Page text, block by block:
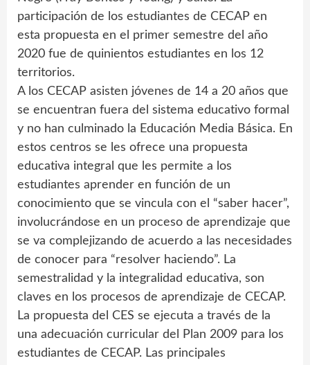
participación de los estudiantes de CECAP en
esta propuesta en el primer semestre del año
2020 fue de quinientos estudiantes en los 12
territorios.
A los CECAP asisten jóvenes de 14 a 20 años que
se encuentran fuera del sistema educativo formal
y no han culminado la Educación Media Básica. En
estos centros se les ofrece una propuesta
educativa integral que les permite a los
estudiantes aprender en función de un
conocimiento que se vincula con el “saber hacer”,
involucrándose en un proceso de aprendizaje que
se va complejizando de acuerdo a las necesidades
de conocer para “resolver haciendo”. La
semestralidad y la integralidad educativa, son
claves en los procesos de aprendizaje de CECAP.
La propuesta del CES se ejecuta a través de la
una adecuación curricular del Plan 2009 para los
estudiantes de CECAP. Las principales